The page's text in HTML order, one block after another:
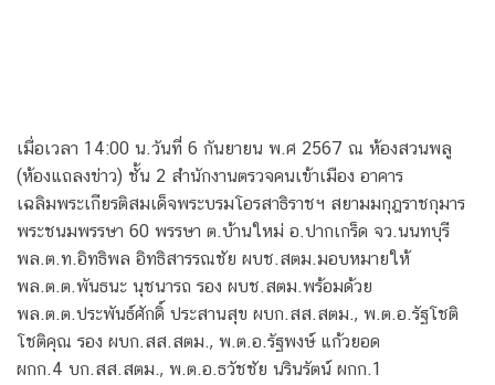
เมื่อเวลา 14:00 น.วันที่ 6 กันยายน พ.ศ 2567 ณ ห้องสวนพลู
(ห้องแถลงข่าว) ชั้น 2 สำนักงานตรวจคนเข้าเมือง อาคาร
เฉลิมพระเกียรติสมเด็จพระบรมโอรสาธิราชฯ สยามมกุฎราชกุมาร
พระชนมพรรษา 60 พรรษา ต.บ้านใหม่ อ.ปากเกร็ด จว.นนทบุรี
พล.ต.ท.อิทธิพล อิทธิสารรณชัย ผบช.สตม.มอบหมายให้
พล.ต.ต.พันธนะ นุชนารถ รอง ผบช.สตม.พร้อมด้วย
พล.ต.ต.ประพันธ์ศักดิ์ ประสานสุข ผบก.สส.สตม., พ.ต.อ.รัฐโชติ
โชติคุณ รอง ผบก.สส.สตม., พ.ต.อ.รัฐพงษ์ แก้วยอด
ผกก.4 บก.สส.สตม., พ.ต.อ.ธวัชชัย นรินรัตน์ ผกก.1